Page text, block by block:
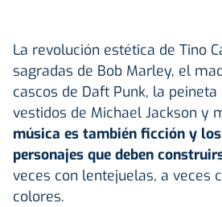
La revolución estética de Tino
sagradas de Bob Marley, el
cascos de Daft Punk, la
vestidos de Michael Jackson y
música es también ficción y
personajes que deben
veces con lentejuelas, a veces
colores.